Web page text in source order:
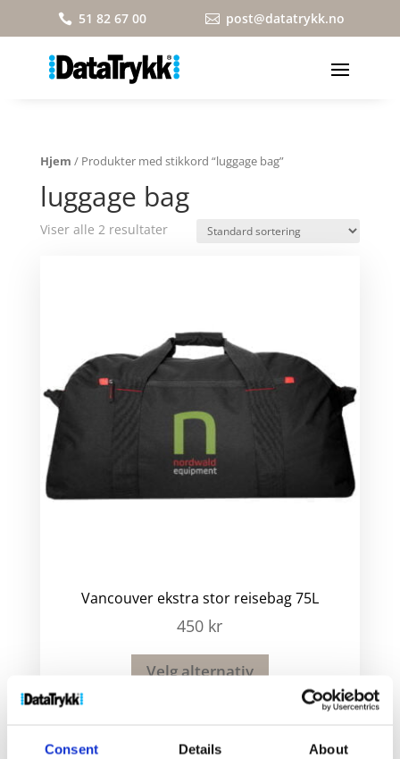
Consent Details About
 51 82 67 00  post@datatrykk.no
Hjem / Produkter med stikkord “luggage bag”
luggage bag
Viser alle 2 resultater
Vancouver ekstra stor reisebag 75L
450 kr
Velg alternativ